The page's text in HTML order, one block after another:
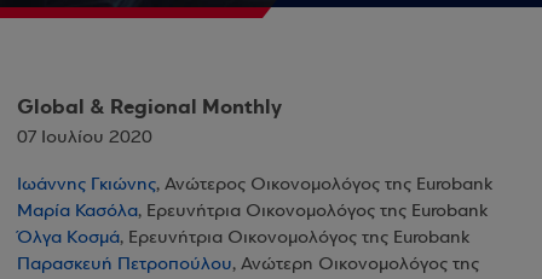
Global & Regional Monthly
07 Ιουλίου 2020
Ιωάννης Γκιώνης, Ανώτερος Οικονομολόγος της Eurobank
Μαρία Κασόλα, Ερευνήτρια Οικονομολόγος της Eurobank
Όλγα Κοσμά, Ερευνήτρια Οικονομολόγος της Eurobank
Παρασκευή Πετροπούλου, Ανώτερη Οικονομολόγος της